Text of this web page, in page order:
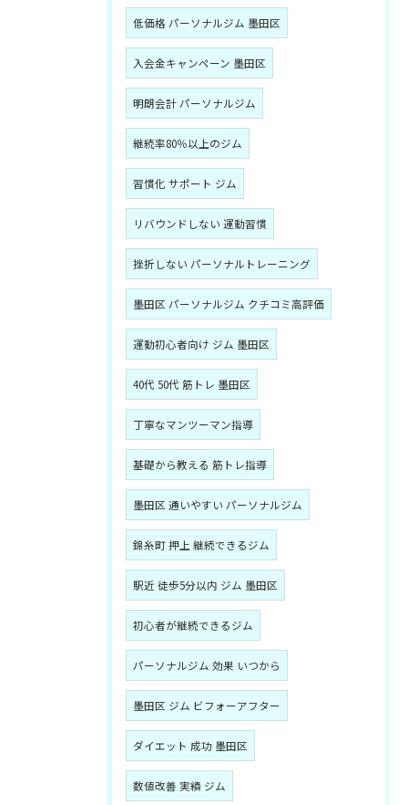
低価格 パーソナルジム 墨田区
入会金キャンペーン 墨田区
明朗会計 パーソナルジム
継続率80％以上のジム
習慣化 サポート ジム
リバウンドしない 運動習慣
挫折しない パーソナルトレーニング
墨田区 パーソナルジム クチコミ高評価
運動初心者向け ジム 墨田区
40代 50代 筋トレ 墨田区
丁寧なマンツーマン指導
基礎から教える 筋トレ指導
墨田区 通いやすい パーソナルジム
錦糸町 押上 継続できるジム
駅近 徒歩5分以内 ジム 墨田区
初心者が継続できるジム
パーソナルジム 効果 いつから
墨田区 ジム ビフォーアフター
ダイエット 成功 墨田区
数値改善 実績 ジム